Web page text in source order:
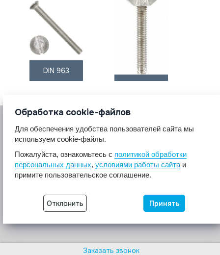
Заказать звонок
DIN 963 DIN 316
© 2017 A2A4
Крепеж из нержавеющей стали А2 А4.
Разработка сайта -
Неткам
Обработка cookie-файлов
Для обеспечения удобства пользователей сайта мы
используем cookie-файлы.
Пожалуйста, ознакомьтесь с политикой обработки
персональных данных, условиями работы сайта и
примите пользовательское соглашение.
Отклонить Принять